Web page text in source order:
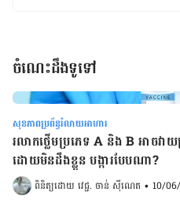
ចំណេះដឹងទូទៅ
សុខភាពប្រព័ន្ធរំលាយអាហារ
រលាកថ្លើមប្រភេទ A និង B អាចវា
ដោយមិនដឹងខ្លួន បង្ការបែបណា?
ពិនិត្យដោយ វេជ្ជ. ចាន់ ស៊ីណេត • 10/